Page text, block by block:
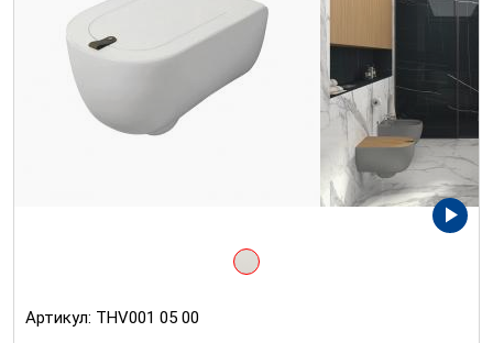
Артикул: THV001 05 00